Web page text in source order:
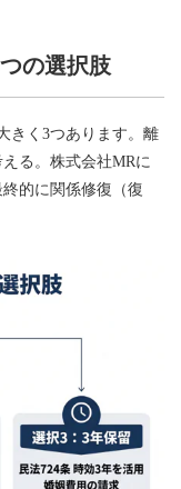
の選択肢
きく3つあります。離
る。株式会社MRに
的に関係修復（復